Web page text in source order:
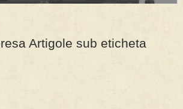
de porci în costume, cu gulere albe
Artigole sub eticheta